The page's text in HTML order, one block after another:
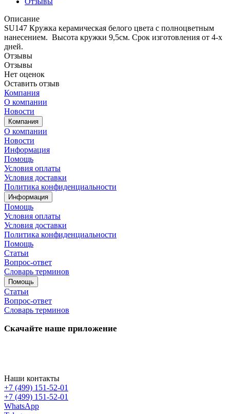
Описание
SU147 Кружка керамическая белого цвета с полноцветным
нанесением. Высота кружки 9,5см. Срок изготовления от 4-х
дней.
Отзывы
Отзывы
Нет оценок
Оставить отзыв
Компания
О компании
Новости
Компания
О компании
Новости
Информация
Помощь
Условия оплаты
Условия доставки
Политика конфиденциальности
Информация
Помощь
Условия оплаты
Условия доставки
Политика конфиденциальности
Помощь
Статьи
Вопрос-ответ
Словарь терминов
Помощь
Статьи
Вопрос-ответ
Словарь терминов
Скачайте наше приложение
Наши контакты
+7 (499) 151-52-01
+7 (499) 151-52-01
WhatsApp